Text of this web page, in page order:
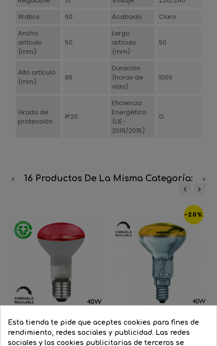
Watios
60 Acabado
Claro
Ancho
artículo
(mm)
50
Largo
artículo
(mm)
50
Alto artículo
(mm)
86
Duración
(horas de
vida)
1000
Grado de
protección
IP20
Eficiencia
Energética
(UE-
2019/2015)
G
16 Productos De La Misma Categoría:
Rojo AzulVerde
-20%
Esta tienda te pide que aceptes cookies para fines de
rendimiento, redes sociales y publicidad. Las redes
sociales y las cookies publicitarias de terceros se